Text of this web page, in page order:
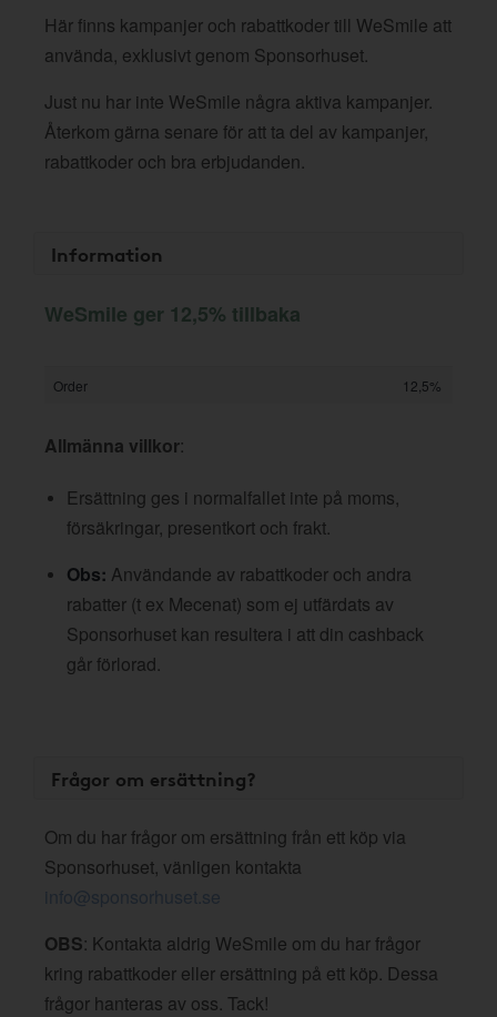
Här finns kampanjer och rabattkoder till WeSmile att
använda, exklusivt genom Sponsorhuset.
Just nu har inte WeSmile några aktiva kampanjer.
Återkom gärna senare för att ta del av kampanjer,
rabattkoder och bra erbjudanden.
Information
WeSmile ger 12,5% tillbaka
Order 12,5%
Allmänna villkor:
Ersättning ges i normalfallet inte på moms,
försäkringar, presentkort och frakt.
Obs: Användande av rabattkoder och andra
rabatter (t ex Mecenat) som ej utfärdats av
Sponsorhuset kan resultera i att din cashback
går förlorad.
Frågor om ersättning?
Om du har frågor om ersättning från ett köp via
Sponsorhuset, vänligen kontakta
info@sponsorhuset.se
OBS: Kontakta aldrig WeSmile om du har frågor
kring rabattkoder eller ersättning på ett köp. Dessa
frågor hanteras av oss. Tack!